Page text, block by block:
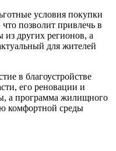
условия покупки
позволит привлечь в
других регионов, а
для жителей
в благоустройстве
его реновации и
а программа жилищного
комфортной среды